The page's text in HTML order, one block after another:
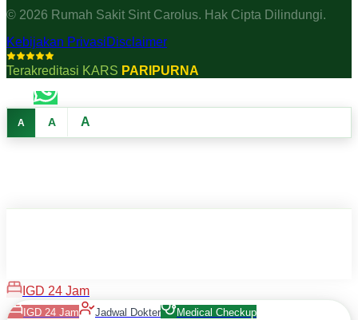
© 2026 Rumah Sakit Sint Carolus. Hak Cipta Dilindungi.
Kebijakan PrivasiDisclaimer
Terakreditasi KARS PARIPURNA
A A A
IGD 24 Jam
IGD 24 Jam Jadwal Dokter Medical Checkup